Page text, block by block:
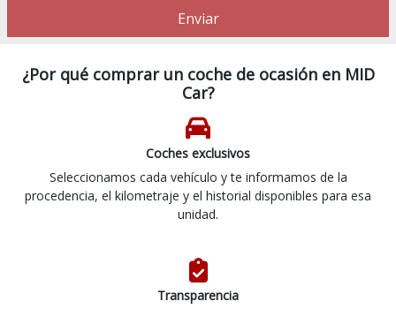
Enviar
¿Por qué comprar un coche de ocasión en MID
Car?
Coches exclusivos
Seleccionamos cada vehículo y te informamos de la
procedencia, el kilometraje y el historial disponibles para esa
unidad.
Transparencia